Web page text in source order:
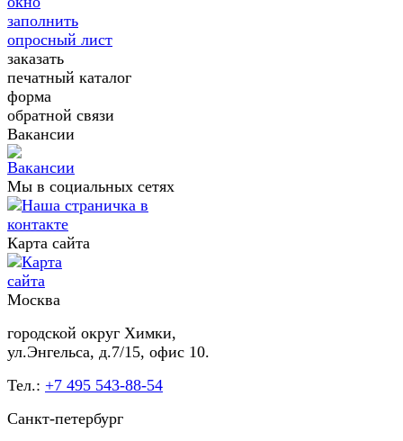
заполнить
опросный лист
заказать
печатный каталог
форма
обратной связи
Вакансии
Мы в социальных сетях
Карта сайта
Москва
городской округ Химки,
ул.Энгельса, д.7/15, офис 10.
Тел.: +7 495 543-88-54
Санкт-петербург